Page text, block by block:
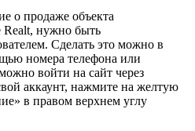
о продаже объекта
нужно быть
Сделать это можно в
номера телефона или
войти на сайт через
аккаунт, нажмите на желтую
в правом верхнем углу